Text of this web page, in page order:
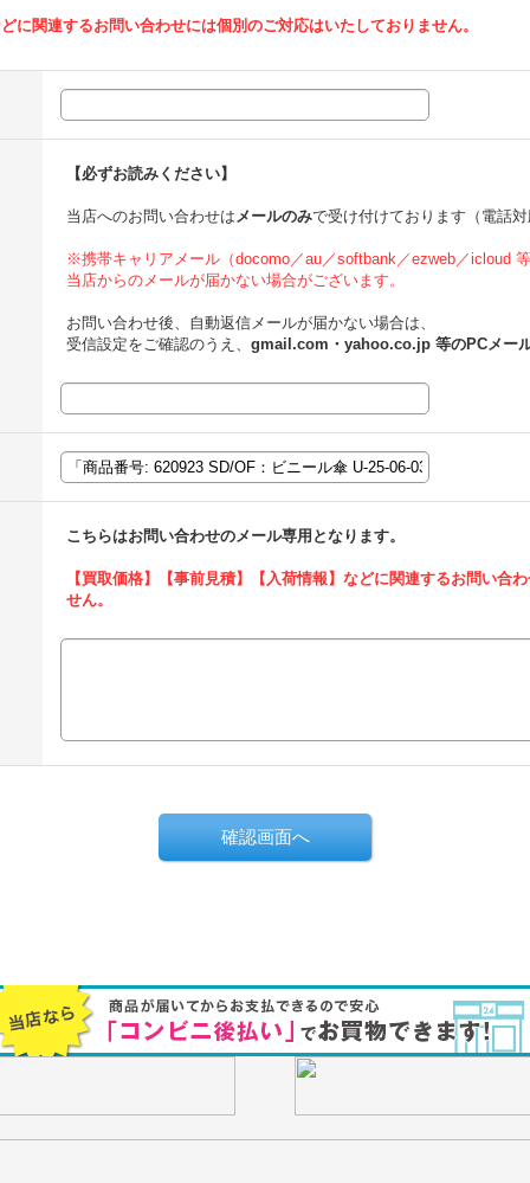
に関連するお問い合わせには個別のご対応はいたしておりません。
【必ずお読みください】
当店へのお問い合わせはメールのみで受け付けております（電話
※携帯キャリアメール（docomo／au／softbank／ezweb／icloud
当店からのメールが届かない場合がございます。
お問い合わせ後、自動返信メールが届かない場合は、
受信設定をご確認のうえ、 gmail.com・yahoo.co.jp 等のPCメー
こちらはお問い合わせのメール専用となります。
【買取価格】【事前見積】【入荷情報】などに関連するお問い合
せん。